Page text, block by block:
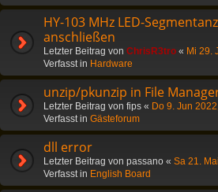
HY-103 MHz LED-
anschließen
Letzter Beitrag von ChrisR3tro « Mi 29.
Verfasst in Hardware
unzip/pkunzip in File
Letzter Beitrag von fips « Do 9. Jun
Verfasst in Gästeforum
dll error
Letzter Beitrag von passano « Sa 21.
Verfasst in English Board